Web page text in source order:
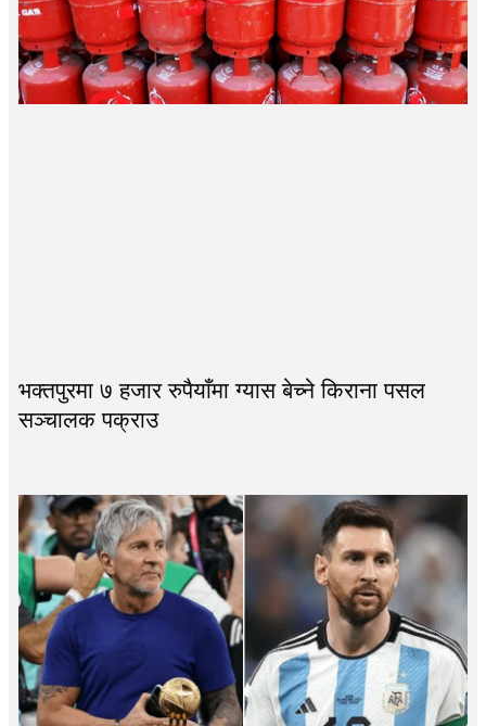
भक्तपुरमा ७ हजार रुपैयाँमा ग्यास बेच्ने किराना पसल
सञ्चालक पक्राउ